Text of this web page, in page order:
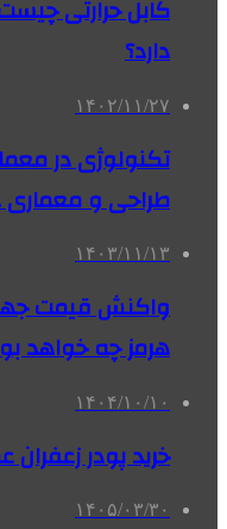
کابل حرارتی
دارد؟
۱۴۰۲/۱۱/۲۷
تکنولوژی در
طراحی و معماری
۱۴۰۳/۱۱/۱۳
واکنش قیمت
هرمز چه خواهد
۱۴۰۴/۱۰/۱۰
خرید پودر زعفران
۱۴۰۵/۰۳/۳۰